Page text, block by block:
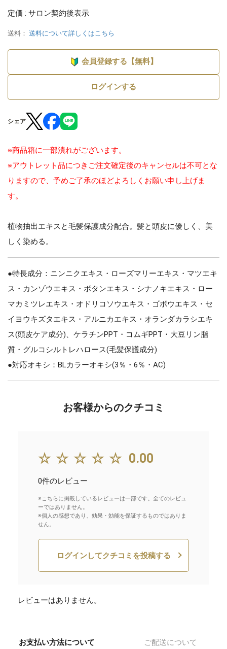
定価 : サロン契約後表示
送料： 送料について詳しくはこちら
会員登録する【無料】
ログインする
シェア
※商品箱に一部潰れがございます。
※アウトレット品につきご注文確定後のキャンセルは不可とな
りますので、予めご了承のほどよろしくお願い申し上げま
す。
植物抽出エキスと毛髪保護成分配合。髪と頭皮に優しく、美
しく染める。
●特長成分：ニンニクエキス・ローズマリーエキス・マツエキ
ス・カンゾウエキス・ボタンエキス・シナノキエキス・ロー
マカミツレエキス・オドリコソウエキス・ゴボウエキス・セ
イヨウキズタエキス・アルニカエキス・オランダカラシエキ
ス(頭皮ケア成分)、ケラチンPPT・コムギPPT・大豆リン脂
質・グルコシルトレハロース(毛髪保護成分)
●対応オキシ：BLカラーオキシ(3％・6％・AC)
お客様からのクチコミ
☆☆☆☆☆ 0.00
0件のレビュー
※こちらに掲載しているレビューは一部です。全てのレビュ
ーではありません。
※個人の感想であり、効果・効能を保証するものではありま
せん。
ログインしてクチコミを投稿する
レビューはありません。
お支払い方法について ご配送について